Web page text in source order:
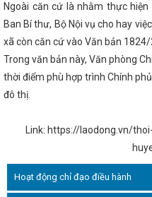
đảm bảo hàng hóa Tết
lĩnh vực hóa chất và vật liệu nổ
ưu tiên dùng hàng Việt Nam”
hành động thực hiện Nghị
Thái Lan tỉnh Hà Tĩnh lần thứ
– Hà Tĩnh 2025 diễn ra từ 19/
trưng, tiêu biểu tại Hội nghị
Đà Nẵng
Tổ chức giải bóng
Hội nghị triển khai Chiến
đến năm 2050
Tổng Bí
TRẠNG VÀ GIẢI PHÁP
Công điện về việc đảm bảo
Lý do dừng trình đề án sắp xếp
Ngoài căn cứ là nhằm thực
Ban Bí thư, Bộ Nội vụ cho hay
xã còn căn cứ vào Văn bản
Trong văn bản này, Văn phòng
thời điểm phù hợp trình Chính
đô thị.
Link: https://laodong.vn/
Hoạt động chỉ đạo điều hành